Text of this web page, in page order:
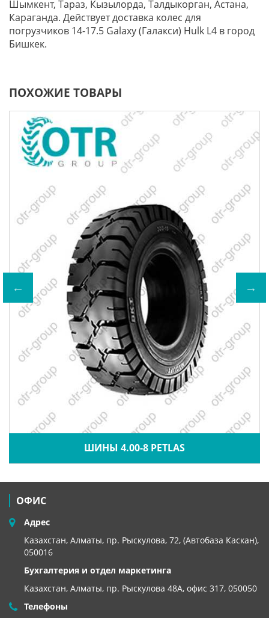
Шымкент, Тараз, Кызылорда, Талдыкорган, Астана,
Караганда. Действует доставка колес для
погрузчиков 14-17.5 Galaxy (Галакси) Hulk L4 в город
Бишкек.
ПОХОЖИЕ ТОВАРЫ
ШИНЫ 4.00-8 PETLAS
ОФИС
Адрес
Казахстан, Алматы, пр. Рыскулова, 72, (Автобаза Каскан),
050016
Бухгалтерия и отдел маркетинга
Казахстан, Алматы, пр. Рыскулова 48А, офис 317, 050050
Телефоны